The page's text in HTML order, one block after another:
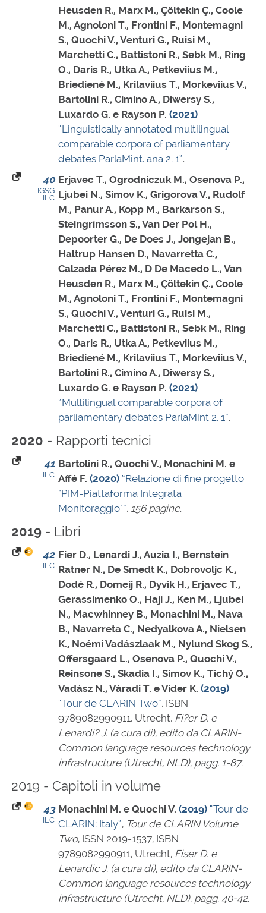
Heusden R., Marx M., Çöltekin Ç., Coole
M., Agnoloni T., Frontini F., Montemagni
S., Quochi V., Venturi G., Ruisi M.,
Marchetti C., Battistoni R., Sebk M., Ring
O., Daris R., Utka A., Petkeviius M.,
Briediené M., Krilaviius T., Morkeviius V.,
Bartolini R., Cimino A., Diwersy S.,
Luxardo G. e Rayson P. (2021)
“Linguistically annotated multilingual
comparable corpora of parliamentary
debates ParlaMint. ana 2. 1”.
40
IGSG
ILC
Erjavec T., Ogrodniczuk M., Osenova P.,
Ljubei N., Simov K., Grigorova V., Rudolf
M., Panur A., Kopp M., Barkarson S.,
Steingrímsson S., Van Der Pol H.,
Depoorter G., De Does J., Jongejan B.,
Haltrup Hansen D., Navarretta C.,
Calzada Pérez M., D De Macedo L., Van
Heusden R., Marx M., Çöltekin Ç., Coole
M., Agnoloni T., Frontini F., Montemagni
S., Quochi V., Venturi G., Ruisi M.,
Marchetti C., Battistoni R., Sebk M., Ring
O., Daris R., Utka A., Petkeviius M.,
Briediené M., Krilaviius T., Morkeviius V.,
Bartolini R., Cimino A., Diwersy S.,
Luxardo G. e Rayson P. (2021)
“Multilingual comparable corpora of
parliamentary debates ParlaMint 2. 1”.
2020 - Rapporti tecnici
41
ILC
Bartolini R., Quochi V., Monachini M. e
Affé F. (2020) “Relazione di fine progetto
"PIM-Piattaforma Integrata
Monitoraggio"”, 156 pagine.
2019 - Libri
42
ILC
Fier D., Lenardi J., Auzia I., Bernstein
Ratner N., De Smedt K., Dobrovoljc K.,
Dodé R., Domeij R., Dyvik H., Erjavec T.,
Gerassimenko O., Haji J., Ken M., Ljubei
N., Macwhinney B., Monachini M., Nava
B., Navarreta C., Nedyalkova A., Nielsen
K., Noémi Vadászlaak M., Nylund Skog S.,
Offersgaard L., Osenova P., Quochi V.,
Reinsone S., Skadia I., Simov K., Tichý O.,
Vadász N., Váradi T. e Vider K. (2019)
“Tour de CLARIN Two”, ISBN
9789082990911, Utrecht, Fi?er D. e
Lenardi? J. (a cura di), edito da CLARIN-
Common language resources technology
infrastructure (Utrecht, NLD), pagg. 1-87.
2019 - Capitoli in volume
43
ILC
Monachini M. e Quochi V. (2019) “Tour de
CLARIN: Italy”, Tour de CLARIN Volume
Two, ISSN 2019-1537, ISBN
9789082990911, Utrecht, Fiser D. e
Lenardic J. (a cura di), edito da CLARIN-
Common language resources technology
infrastructure (Utrecht, NLD), pagg. 40-42.